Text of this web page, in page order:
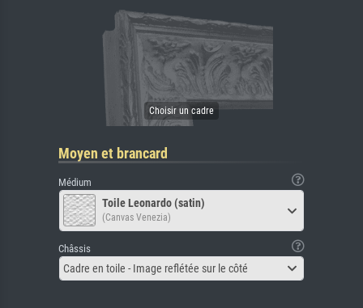
Moyen et brancard
Médium
Toile Leonardo (satin)
(Canvas Venezia)
Châssis
Cadre en toile - Image reflétée sur le côté